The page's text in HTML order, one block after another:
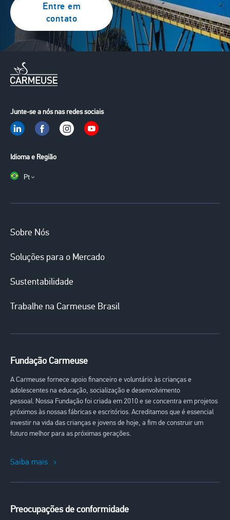
Entre em
contato
Junte-se a nós nas redes sociais
Idioma e Região
Pt
Main
Sobre Nós
Soluções para o Mercado
Sustentabilidade
Trabalhe na Carmeuse Brasil
Fundação Carmeuse
A Carmeuse fornece apoio financeiro e voluntário às crianças e
adolescentes na educação, socialização e desenvolvimento
pessoal. Nossa Fundação foi criada em 2010 e se concentra em projetos
próximos às nossas fábricas e escritórios. Acreditamos que é essencial
investir na vida das crianças e jovens de hoje, a fim de construir um
futuro melhor para as próximas gerações.
Saiba mais
Preocupações de conformidade